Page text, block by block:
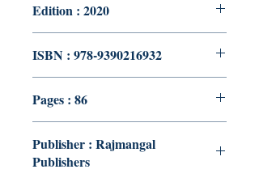
Edition : 2020
ISBN : 978-9390216932
Pages : 86
Publisher : Rajmangal
Publishers